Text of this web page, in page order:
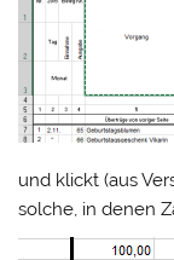
und klickt (aus
solche, in denen